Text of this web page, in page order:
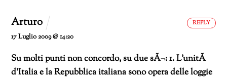
Arturo
17 Luglio 2009 @ 14:20
Su molti punti non concordo, su due sÃ¬:1. L’unitÃ
d’Italia e la Repubblica italiana sono opera delle loggie
REPLY